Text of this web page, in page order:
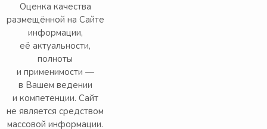
Оценка качества
размещённой на Сайте
информации,
её актуальности,
полноты
и применимости —
в Вашем ведении
и компетенции. Сайт
не является средством
массовой информации.